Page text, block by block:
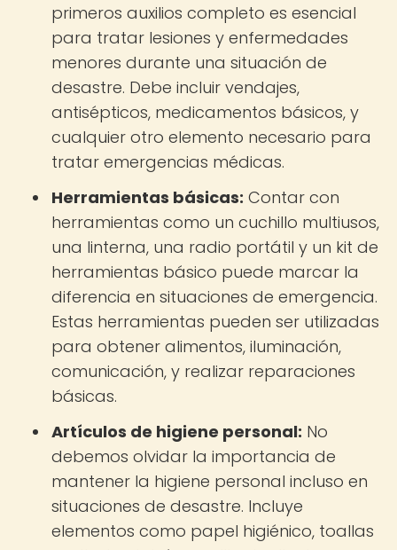
primeros auxilios completo es esencial
para tratar lesiones y enfermedades
menores durante una situación de
desastre. Debe incluir vendajes,
antisépticos, medicamentos básicos, y
cualquier otro elemento necesario para
tratar emergencias médicas.
Herramientas básicas: Contar con
herramientas como un cuchillo multiusos,
una linterna, una radio portátil y un kit de
herramientas básico puede marcar la
diferencia en situaciones de emergencia.
Estas herramientas pueden ser utilizadas
para obtener alimentos, iluminación,
comunicación, y realizar reparaciones
básicas.
Artículos de higiene personal: No
debemos olvidar la importancia de
mantener la higiene personal incluso en
situaciones de desastre. Incluye
elementos como papel higiénico, toallas